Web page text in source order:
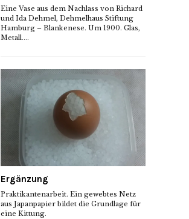
Eine Vase aus dem Nachlass von Richard
und Ida Dehmel, Dehmelhaus Stiftung
Hamburg – Blankenese. Um 1900. Glas,
Metall....
Ergänzung
Praktikantenarbeit. Ein gewebtes Netz
aus Japanpapier bildet die Grundlage für
eine Kittung.